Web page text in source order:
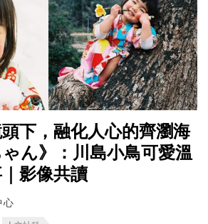
下，融化人心的齊瀏海
ん》：川島小鳥可愛溫
影像共讀
心